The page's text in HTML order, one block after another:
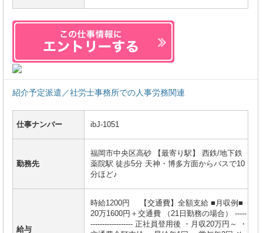
紹介予定派遣／社労士事務所での人事労務関連
仕事ナンバー ibJ-1051
勤務先
福岡市中央区高砂 【最寄り駅】 西鉄/地下鉄
薬院駅 徒歩5分 天神・博多方面からバスで10
分ほど♪
給与
時給1200円 【交通費】全額支給 ■月収例■
20万1600円＋交通費 （21日勤務の場合） -----
------------------ 正社員登用後 ・月収20万円～ ・